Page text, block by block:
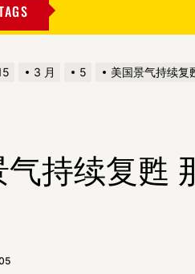
3 月 5 美国景气持续复
持续复甦